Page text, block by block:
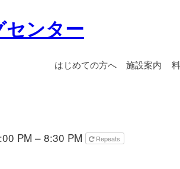
センター
はじめての方へ 施設案内
PM – 8:30 PM Repeats